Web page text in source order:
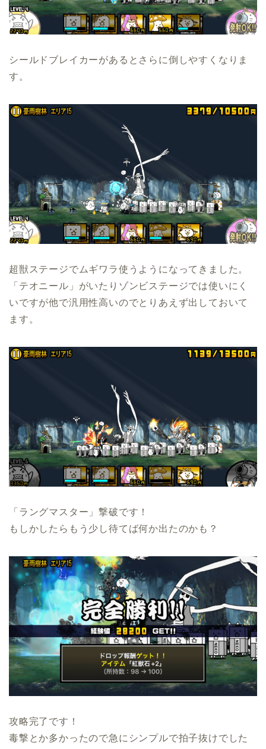
シールドブレイカーがあるとさらに倒しやすくなりま
す。
超獣ステージでムギワラ使うようになってきました。
「テオニール」がいたりゾンビステージでは使いにく
いですが他で汎用性高いのでとりあえず出しておいて
ます。
「ラングマスター」撃破です！
もしかしたらもう少し待てば何か出たのかも？
攻略完了です！
毒撃とか多かったので急にシンプルで拍子抜けでした